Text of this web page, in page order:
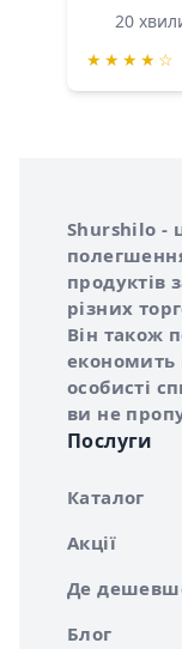
20
★ ★ ★ ★ ☆
Про сервіс
Shurshilo -
продуктів
різних
Він також
особисті
ви не
Послуги
Каталог
Акції
Де
Блог